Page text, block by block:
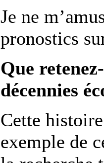
Je ne
pronostics
Que
décennies
Cette
exemple de